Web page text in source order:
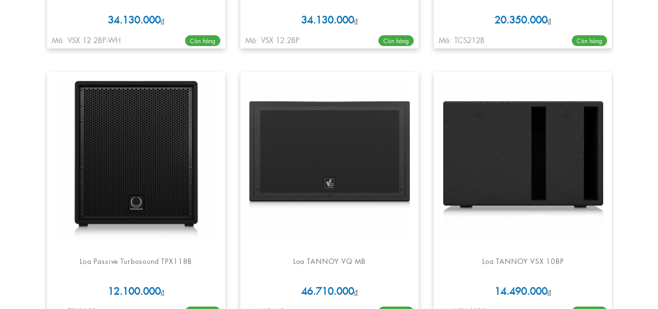
34.130.000₫
Mã: VSX 12.2BP-WH
Còn hàng
34.130.000₫
Mã: VSX 12.2BP
Còn hàng
20.350.000₫
Mã: TCS212B
Còn hàng
Loa Passive Turbosound TPX118B
12.100.000₫
Loa TANNOY VQ MB
46.710.000₫
Loa TANNOY VSX 10BP
14.490.000₫